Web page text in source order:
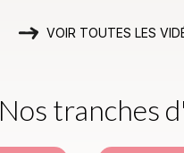
VOIR TOUTES LES
Nos tranches